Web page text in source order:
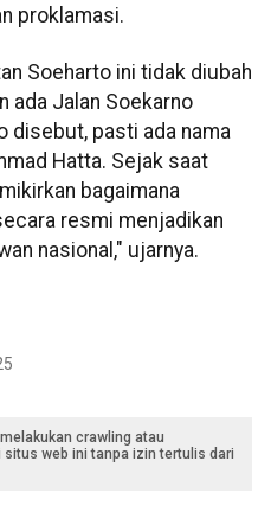
proklamasi.
Soeharto ini tidak diubah
ada Jalan Soekarno
disebut, pasti ada nama
Hatta. Sejak saat
bagaimana
resmi menjadikan
nasional," ujarnya.
crawling atau
web ini tanpa izin tertulis dari